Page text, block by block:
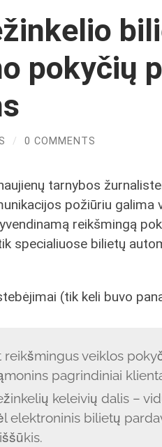
pokyčių
/ 0 COMMENTS
tarnybos
požiūriu galima
reikšmingą
specialiuose bilietų
(tik keli buvo
reikšmingus veiklos
pagrindiniai
keleivių dalis –
elektroninis bilietų